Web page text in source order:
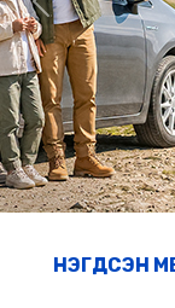
Previous
НЭГДСЭН